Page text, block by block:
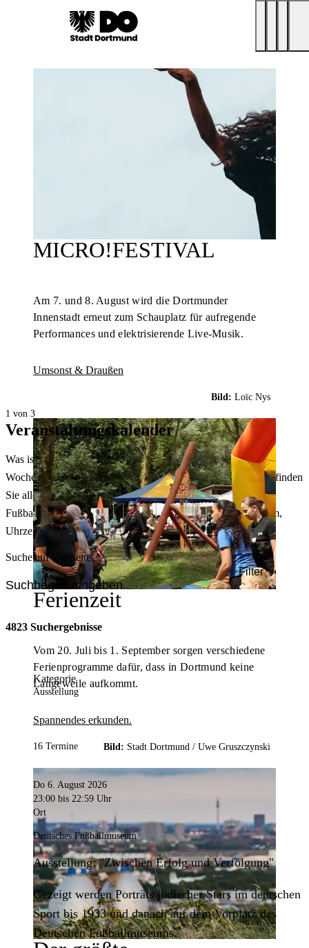
MICRO!FESTIVAL
Am 7. und 8. August wird die Dortmunder
Innenstadt erneut zum Schauplatz für aufregende
Performances und elektrisierende Live-Musik.
Umsonst & Draußen
Bild: Loïc Nys
Ferienzeit
Vom 20. Juli bis 1. September sorgen verschiedene
Ferienprogramme dafür, dass in Dortmund keine
Langeweile aufkommt.
Spannendes erkunden.
Bild: Stadt Dortmund / Uwe Gruszczynski
1 von 3
Veranstaltungskalender
Was ist heute in Dortmund los? Welche Konzerte gibt es am
Wochenende? Im größten Veranstaltungskalender Dortmunds finden
Sie alle Events – von der Stadt- oder Museumsführung übers
Fußballspiel bis zum Flohmarkt. Sie können dabei nach Datum,
Uhrzeit, Ort oder Art der Veranstaltung auswählen. Viel Spaß!
Suche auf Webseite
Filter
4823 Suchergebnisse
Kategorie
Ausstellung
16 Termine
Do 6. August 2026
23:00 bis 22:59 Uhr
Ort
Deutsches Fußballmuseum
Ausstellung: "Zwischen Erfolg und Verfolgung"
Gezeigt werden Porträts jüdischer Stars im deutschen
Sport bis 1933 und danach auf dem Vorplatz des
Deutschen Fußballmuseums.